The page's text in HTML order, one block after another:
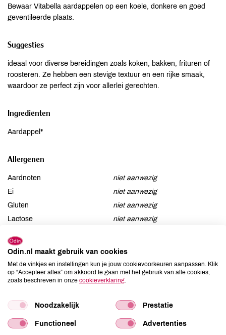
Bewaar Vitabella aardappelen op een koele, donkere en goed
geventileerde plaats.
Suggesties
ideaal voor diverse bereidingen zoals koken, bakken, frituren of
roosteren. Ze hebben een stevige textuur en een rijke smaak,
waardoor ze perfect zijn voor allerlei gerechten.
Ingrediënten
Aardappel*
Allergenen
Aardnoten
niet aanwezig
Ei
niet aanwezig
Gluten
niet aanwezig
Lactose
niet aanwezig
Mosterd
Noten
niet aanwezig
Schaaldieren
niet aanwezig
Selderij
niet aanwezig
Sesam
niet aanwezig
Soja
niet aanwezig
Vis
niet aanwezig
Odin.nl maakt gebruik van cookies
Met de vinkjes en instellingen kun je jouw cookievoorkeuren aanpassen. Klik
op “Accepteer alles” om akkoord te gaan met het gebruik van alle cookies,
zoals beschreven in onze cookieverklaring.
Noodzakelijk Prestatie
Functioneel Advertenties